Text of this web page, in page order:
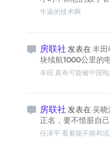
牛逼的技术啊
房联社 发表在 丰田
块续航1000公里的
丰田 真有可能被中国
房联社 发表在 吴
正名，要不惜脏自
任泽平 看看能不能和